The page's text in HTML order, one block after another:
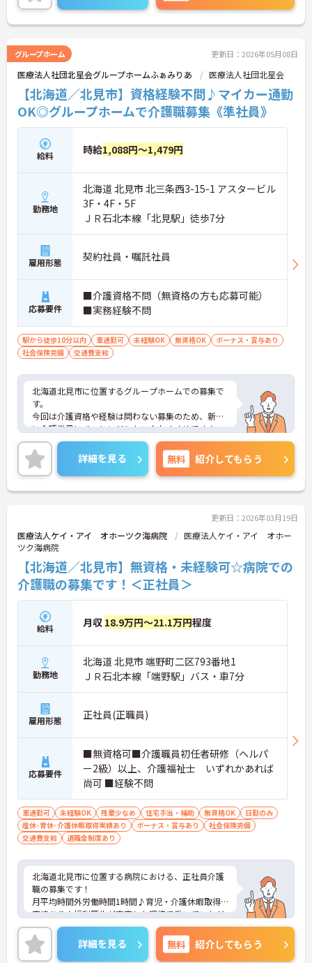
グループホーム 更新日：2026年05月08日
医療法人社団北星会グループホームふぁみりあ 医療法人社団北星会
【北海道／北見市】資格経験不問♪マイカー通勤
OK◎グループホームで介護職募集《準社員》
給料 時給1,088円～1,479円
勤務地
北海道 北見市 北三条西3-15-1 アスタービル
3F・4F・5F
ＪＲ石北本線「北見駅」徒歩7分
雇用形態 契約社員・嘱託社員
応募要件
■介護資格不問（無資格の方も応募可能）
■実務経験不問
駅から徒歩10分以内 車通勤可 未経験OK 無資格OK
ボーナス・賞与あり
社会保険完備
交通費支給
北海道北見市に位置するグループホームでの募集で
す。
今回は介護資格や経験は問わない募集のため、新た
に介護業界にチャレンジしたい方おすすめです♪
ご興味のある方は、ご面接のポイントをお伝えしま
すので、お気軽にお問い合わせください。
詳細を見る 無料 紹介してもらう
更新日：2026年03月19日
医療法人ケイ・アイ オホーツク海病院
医療法人ケイ・アイ オホー
ツク海病院
【北海道／北見市】無資格・未経験可☆病院での
介護職の募集です！＜正社員＞
給料 月収 18.9万円～21.1万円程度
勤務地
北海道 北見市 端野町二区793番地1
ＪＲ石北本線「端野駅」バス・車7分
雇用形態 正社員(正職員)
応募要件
■無資格可■介護職員初任者研修（ヘルパ
ー2級）以上、介護福祉士 いずれかあれば
尚可 ■経験不問
車通勤可 未経験OK 残業少なめ 住宅手当・補助 無資格OK
日勤のみ
産休･育休･介護休暇取得実績あり
ボーナス・賞与あり
社会保険完備
交通費支給
退職金制度あり
北海道北見市に位置する病院における、正社員介護
職の募集です！
月平均時間外労働時間1時間♪育児・介護休暇取得
実績あり♪福利厚生が充実した環境で働いていただ
けます！
ご興味ある方には、面接対策ポイントなど、さらに
詳細をお話しいたしますのでお気軽にご相談くださ
詳細を見る 無料 紹介してもらう